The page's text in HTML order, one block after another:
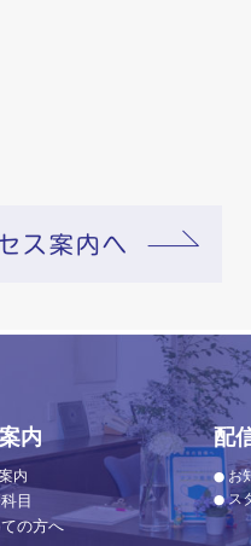
内
内
目
の方へ
配
お
ス